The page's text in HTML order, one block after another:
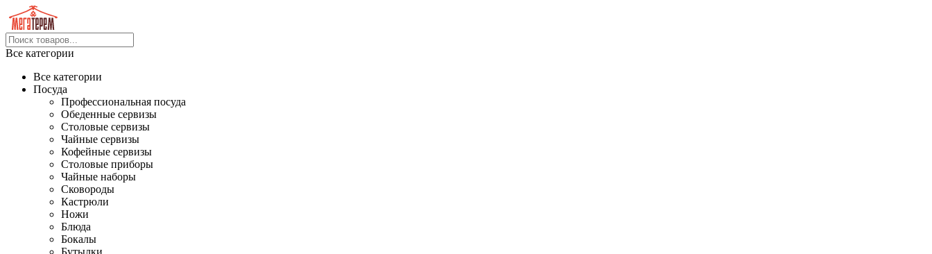
Все категории
Все категории
Посуда
Профессиональная посуда
Обеденные сервизы
Столовые сервизы
Чайные сервизы
Кофейные сервизы
Столовые приборы
Чайные наборы
Сковороды
Кастрюли
Ножи
Блюда
Бокалы
Бутылки